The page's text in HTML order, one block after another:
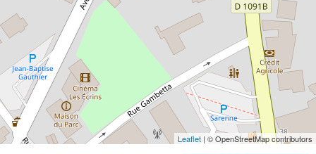
Leaflet | © OpenStreetMap contributors